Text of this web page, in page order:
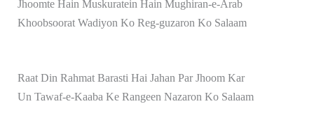
Jhoomte Hain Muskuratein Hain Mughiran-e-Arab
Khoobsoorat Wadiyon Ko Reg-guzaron Ko Salaam
Raat Din Rahmat Barasti Hai Jahan Par Jhoom Kar
Un Tawaf-e-Kaaba Ke Rangeen Nazaron Ko Salaam